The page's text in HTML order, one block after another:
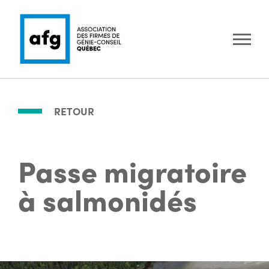
RETOUR
Passe migratoire
à salmonidés